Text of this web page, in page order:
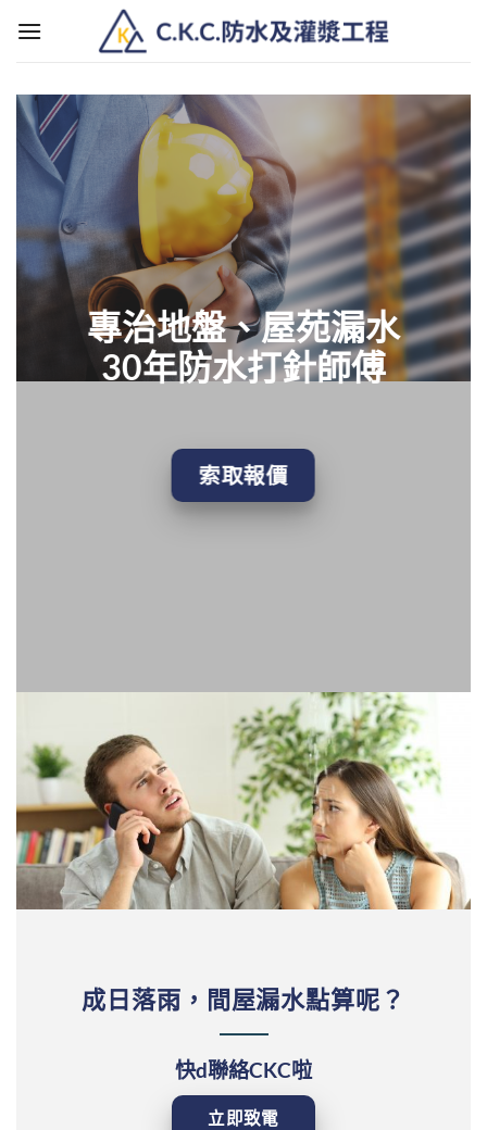
專治地盤、屋苑漏水
30年防水打針師傅
索取報價
成日落雨，間屋漏水點算呢？
快d聯絡CKC啦
立即致電